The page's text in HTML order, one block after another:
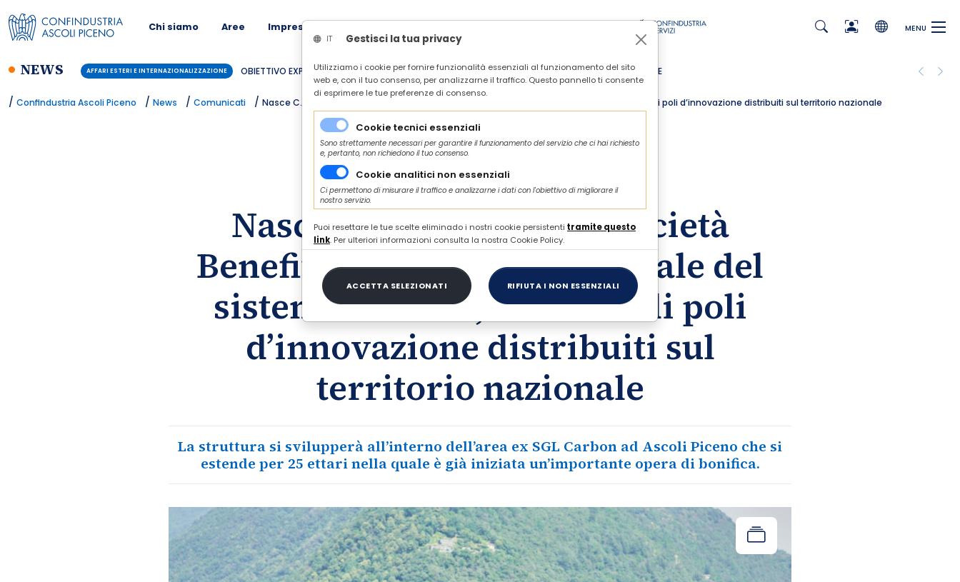
Chi siamo Aree Imprese MENU
NEWS CONFINDUSTRIA BUSINESS CONTINUITY PER LE PMI - ARQUATA DEL TRONTO, 22 SETTEMBRE 2026 ORE 10.00
/ Confindustria Ascoli Piceno / News / Comunicati / Nasce C.NEXT PICENO Società Benefit, nuovo hub territoriale del sistema C.NEXT, network di poli d’innovazione distribuiti sul territorio nazionale
VENERDÌ 28 GIUGNO 2024
Nasce C.NEXT PICENO Società
Benefit, nuovo hub territoriale del
sistema C.NEXT, network di poli
d’innovazione distribuiti sul
territorio nazionale
La struttura si svilupperà all’interno dell’area ex SGL Carbon ad Ascoli Piceno che si
estende per 25 ettari nella quale è già iniziata un’importante opera di bonifica.
IT Gestisci la tua privacy
Utilizziamo i cookie per fornire funzionalità essenziali al funzionamento del sito
web e, con il tuo consenso, per analizzarne il traffico. Questo pannello ti consente
di esprimere le tue preferenze di consenso.
Cookie tecnici essenziali
Sono strettamente necessari per garantire il funzionamento del servizio che ci hai richiesto
e, pertanto, non richiedono il tuo consenso.
Cookie analitici non essenziali
Ci permettono di misurare il traffico e analizzarne i dati con l'obiettivo di migliorare il
nostro servizio.
Puoi resettare le tue scelte eliminado i nostri cookie persistenti tramite questo
link. Per ulteriori informazioni consulta la nostra Cookie Policy.
ACCETTA SELEZIONATI RIFIUTA I NON ESSENZIALI